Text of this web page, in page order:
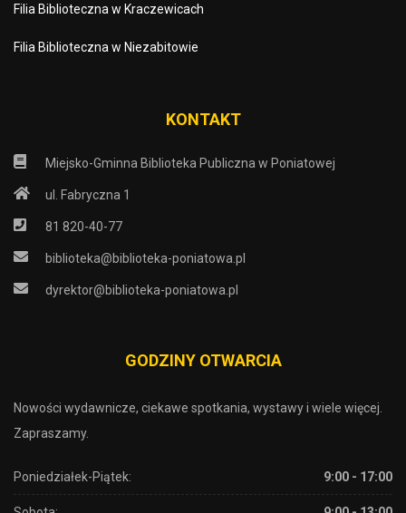
Filia Biblioteczna w Kraczewicach
Filia Biblioteczna w Niezabitowie
KONTAKT
Miejsko-Gminna Biblioteka Publiczna w Poniatowej
ul. Fabryczna 1
81 820-40-77
biblioteka@biblioteka-poniatowa.pl
dyrektor@biblioteka-poniatowa.pl
GODZINY OTWARCIA
Nowości wydawnicze, ciekawe spotkania, wystawy i wiele więcej.
Zapraszamy.
Poniedziałek-Piątek: 9:00 - 17:00